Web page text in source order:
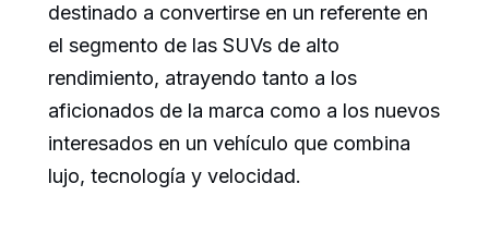
destinado a convertirse en un referente en
el segmento de las SUVs de alto
rendimiento, atrayendo tanto a los
aficionados de la marca como a los nuevos
interesados en un vehículo que combina
lujo, tecnología y velocidad.